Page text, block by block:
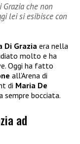
che non
lei si esibisce con
Di Grazia era nella
molto e ha
Oggi ha fatto
all’Arena di
di Maria De
sempre bocciata.
ad